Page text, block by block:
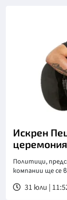
Искрен
Политици,
компании ще се
31 юли |